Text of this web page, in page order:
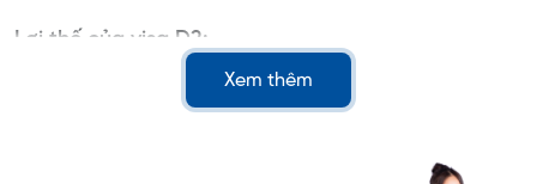
Lợi thế của visa D2:
Thời gian học dài, ổn định
Xem thêm